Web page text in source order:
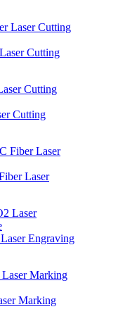
Cutting
Cutting
Laser
Engraving
Marking